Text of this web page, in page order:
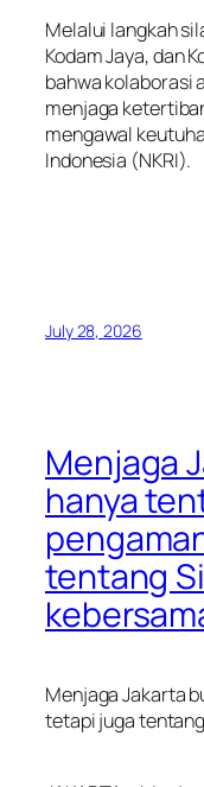
Melalui langkah
Kodam Jaya, dan
bahwa kolaborasi
menjaga
mengawal
Indonesia (NKRI).
July 28, 2026
Menjaga
hanya
tentang
Menjaga Jakarta
tetapi juga